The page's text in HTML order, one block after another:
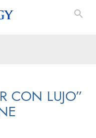
CON LUJO”